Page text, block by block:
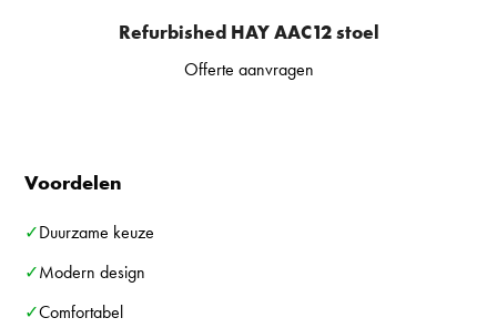
Refurbished HAY AAC12 stoel
Offerte aanvragen
Voordelen
✓Duurzame keuze
✓Modern design
✓Comfortabel